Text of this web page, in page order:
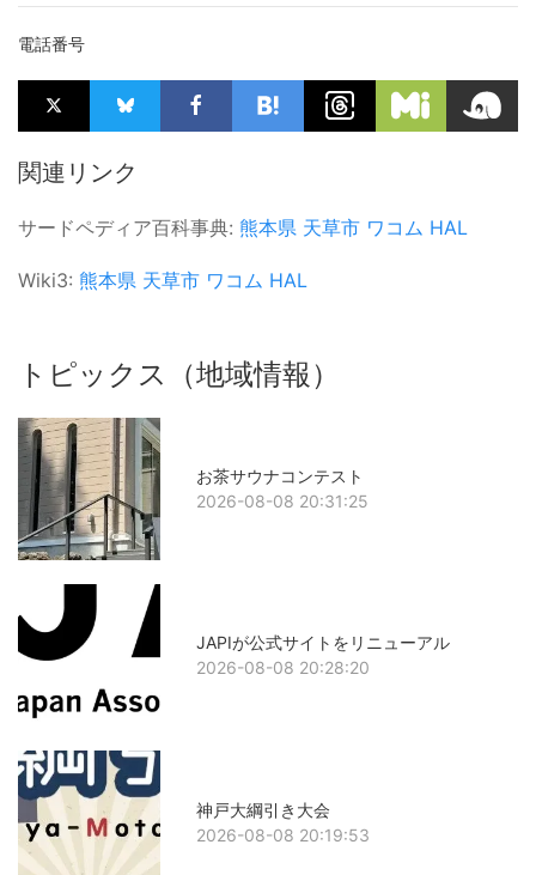
電話番号
関連リンク
サードペディア百科事典: 熊本県 天草市 ワコム HAL
Wiki3: 熊本県 天草市 ワコム HAL
トピックス（地域情報）
お茶サウナコンテスト
2026-08-08 20:31:25
JAPIが公式サイトをリニューアル
2026-08-08 20:28:20
神戸大綱引き大会
2026-08-08 20:19:53